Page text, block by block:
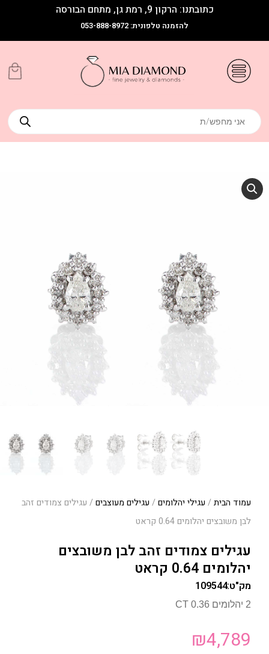
כתובתנו: הרקון 9, רמת גן, מתחם הבורסה
להזמנה טלפונית: 053-888-8972
עמוד הבית/ עגילי יהלומים/ עגילים מעוצבים/ עגילים צמודים זהב
לבן משובצים יהלומים 0.64 קראט
עגילים צמודים זהב לבן משובצים
יהלומים 0.64 קראט
מק"ט:109544
2 יהלומים 0.36 CT
₪4,789